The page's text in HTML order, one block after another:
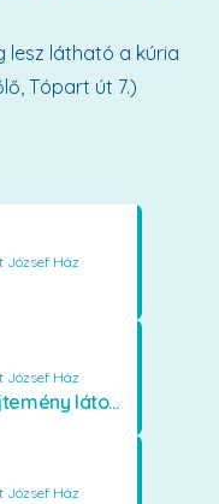
József Ház
József Ház
Helytörténeti Gyűjtemény látogatása
József Ház
lesz látható a kúria
Tópart út 7.)